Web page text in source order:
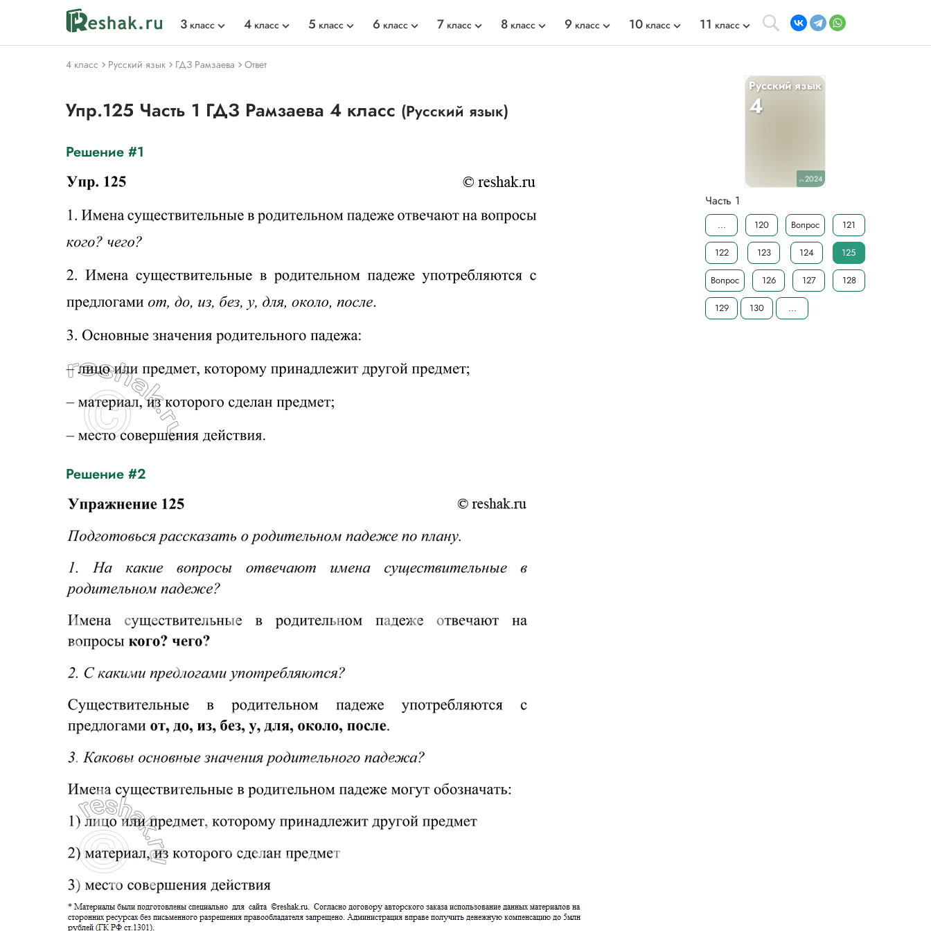
3 класс 4 класс 5 класс 6 класс 7 класс 8 класс 9 класс 10 класс 11 класс
4 класс Русский язык ГДЗ Рамзаева Ответ
Упр.125 Часть 1 ГДЗ Рамзаева 4 класс (Русский язык)
Решение #1
Решение #2
Русский язык
4
уч.2024
Часть 1
... 120 Вопрос 121
122 123 124 125
Вопрос 126 127 128
129 130 ...